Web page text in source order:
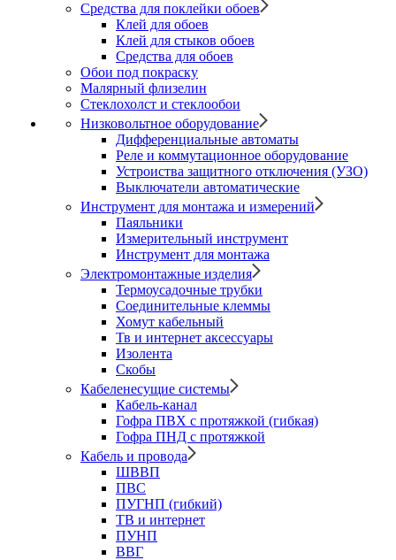
Средства для поклейки обоев
Клей для обоев
Клей для стыков обоев
Средства для обоев
Обои под покраску
Малярный флизелин
Стеклохолст и стеклообои
Низковольтное оборудование
Дифференциальные автоматы
Реле и коммутационное оборудование
Устроиства защитного отключения (УЗО)
Выключатели автоматические
Инструмент для монтажа и измерений
Паяльники
Измерительный инструмент
Инструмент для монтажа
Электромонтажные изделия
Термоусадочные трубки
Соединительные клеммы
Хомут кабельный
Тв и интернет аксессуары
Изолента
Скобы
Кабеленесущие системы
Кабель-канал
Гофра ПВХ с протяжкой (гибкая)
Гофра ПНД с протяжкой
Кабель и провода
ШВВП
ПВС
ПУГНП (гибкий)
ТВ и интернет
ПУНП
ВВГ